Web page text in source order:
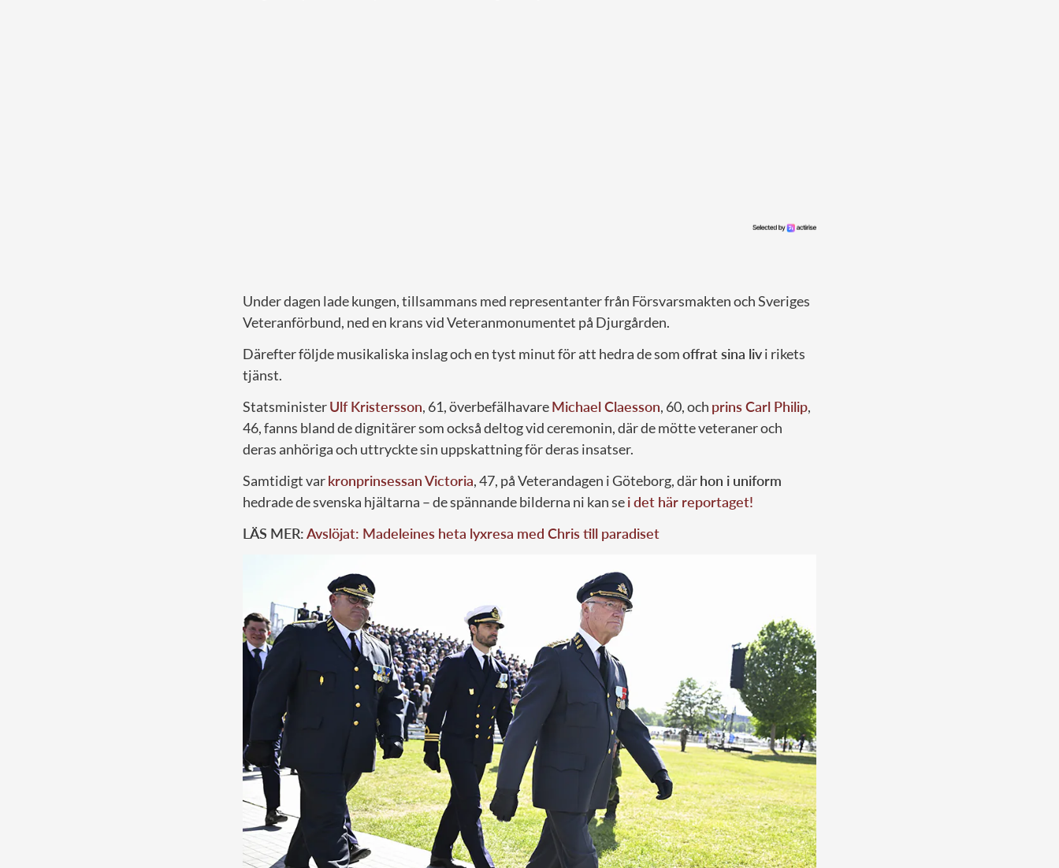
Under dagen lade kungen, tillsammans med representanter från Försvarsmakten och Sveriges
Veteranförbund, ned en krans vid Veteranmonumentet på Djurgården.
Därefter följde musikaliska inslag och en tyst minut för att hedra de somoffrat sina livi rikets
tjänst.
StatsministerUlf Kristersson, 61, överbefälhavareMichael Claesson, 60, och prins Carl Philip,
46, fanns bland de dignitärer som också deltog vid ceremonin, där de mötte veteraner och
deras anhöriga och uttryckte sin uppskattning för deras insatser.
Samtidigt varkronprinsessan Victoria, 47, på Veterandagen i Göteborg, därhon i uniform
hedrade de svenska hjältarna – de spännande bilderna ni kan sei det här reportaget!
LÄS MER:Avslöjat: Madeleines heta lyxresa med Chris till paradiset